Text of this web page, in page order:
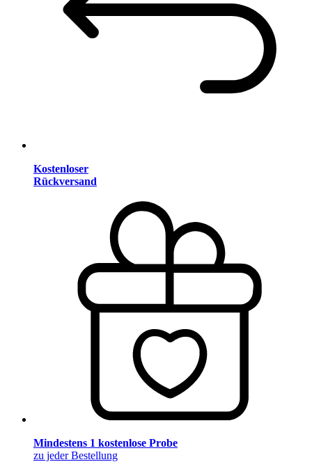
Kostenloser
Rückversand
Mindestens 1 kostenlose Probe
zu jeder Bestellung